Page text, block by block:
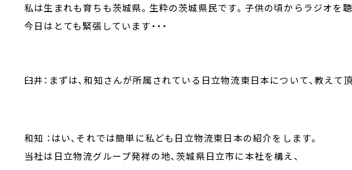
私は生まれも育ちも茨城県。生粋の茨城県民です。子供の頃からラジオを
今日はとても緊張しています・・・
臼井：まずは、和知さんが所属されている日立物流東日本について、教えて
和知 ：はい、それでは簡単に私ども日立物流東日本の紹介をします。
当社は日立物流グループ発祥の地、茨城県日立市に本社を構え、